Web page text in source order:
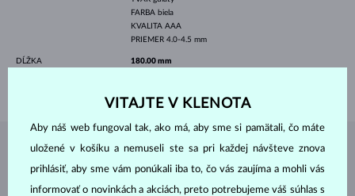
FARBA biela
KVALITA AAA
PRIEMER 4.0-4.5 mm
DĹŽKA 180.00 mm
ŠPERKY ZATELIÉRU KLENOTA
VITAJTE V KLENOTA
Aby náš web fungoval tak, ako má, aby sme si pamätali, čo máte
uložené v košíku a nemuseli ste sa pri každej návšteve znova
prihlásiť, aby sme vám ponúkali iba to, čo vás zaujíma a mohli vás
informovať o novinkách a akciách, preto potrebujeme váš súhlas s